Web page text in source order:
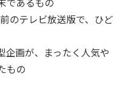
のテレビ放送版で、ひど
企画が、まったく人気や
もの